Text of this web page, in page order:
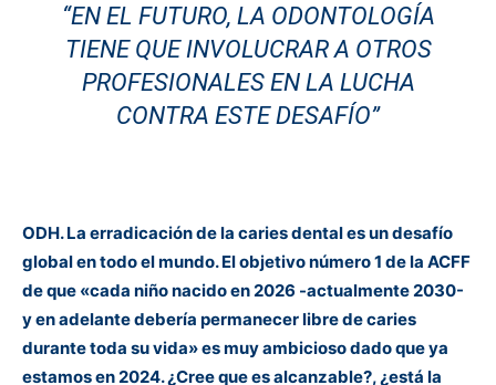
“EN EL FUTURO, LA ODONTOLOGÍA
TIENE QUE INVOLUCRAR A OTROS
PROFESIONALES EN LA LUCHA
CONTRA ESTE DESAFÍO”
ODH. La erradicación de la caries dental es un desafío
global en todo el mundo. El objetivo número 1 de la ACFF
de que «cada niño nacido en 2026 -actualmente 2030-
y en adelante debería permanecer libre de caries
durante toda su vida» es muy ambicioso dado que ya
estamos en 2024. ¿Cree que es alcanzable?, ¿está la